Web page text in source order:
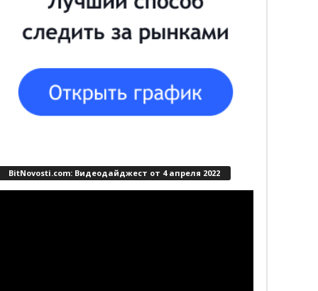
BitNovosti.com: Видеодайджест от 4 апреля 2022